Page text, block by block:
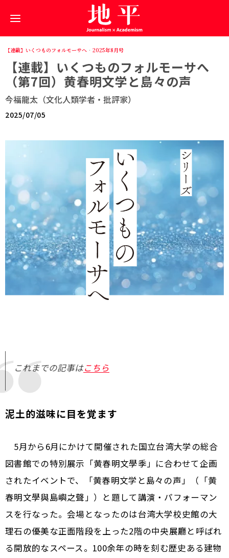
【連載】いくつものフォルモーサへ · 2025年8月号
【連載】いくつものフォルモーサへ
（第7回）黄春明文学と島々の声
今福龍太（文化人類学者・批評家）
2025/07/05
これまでの記事はこちら
泥土的滋味に目を覚ます
5月から6月にかけて開催された国立台湾大学の総合
図書館での特別展示「黄春明文學季」に合わせて企画
されたイベントで、「黄春明文学と島々の声」（「黄
春明文學與島嶼之聲」）と題して講演・パフォーマン
スを行なった。会場となったのは台湾大学校史館の大
理石の優美な正面階段を上った2階の中央展廳と呼ばれ
る開放的なスペース。100余年の時を刻む歴史ある建物